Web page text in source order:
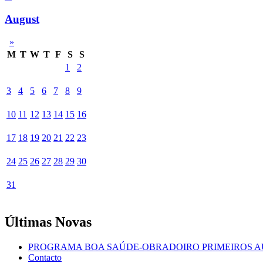
August
»
M T W T F S
S
1
2
3 4 5 6 7 8 9
10 11 12 13 14 15 16
17 18 19 20 21 22 23
24 25 26 27 28 29 30
31
Últimas Novas
PROGRAMA BOA SAÚDE-OBRADOIRO PRIMEIROS
Contacto